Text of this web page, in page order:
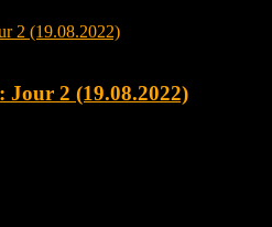
2 (19.08.2022)